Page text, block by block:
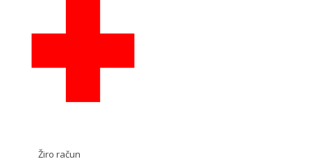
Žiro račun